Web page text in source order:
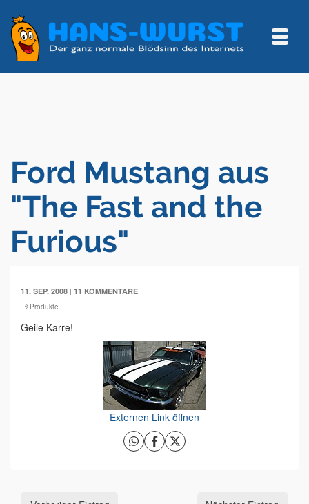
Ford Mustang aus
"The Fast and the
Furious"
11. SEP. 2008 | 11 KOMMENTARE
Produkte
Geile Karre!
Externen Link öffnen